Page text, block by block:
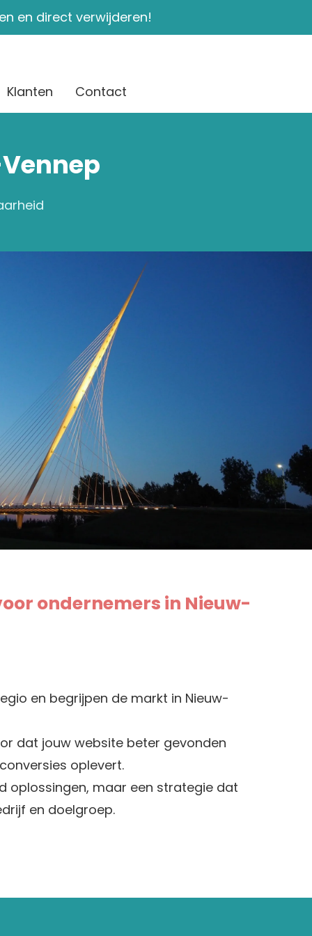
en direct verwijderen!
Klanten Contact
ondernemers in Nieuw-
en begrijpen de markt in Nieuw-
dat jouw website beter gevonden
oplevert.
oplossingen, maar een strategie dat
en doelgroep.